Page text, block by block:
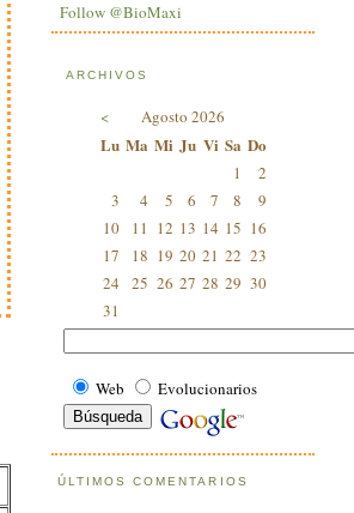
Follow @BioMaxi
ARCHIVOS
< Agosto 2026
Lu Ma Mi Ju Vi Sa Do
1
2
3
4 5 6 7 8
9
10
11 12 13 14 15 16
17
18 19 20 21 22 23
24
25 26 27 28 29 30
31
Web Evolucionarios
ÚLTIMOS COMENTARIOS